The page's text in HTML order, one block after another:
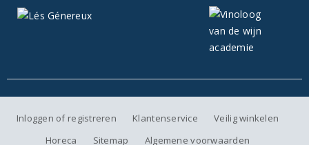
Inloggen of registreren Klantenservice
Veilig winkelen
Horeca
Sitemap
Algemene voorwaarden